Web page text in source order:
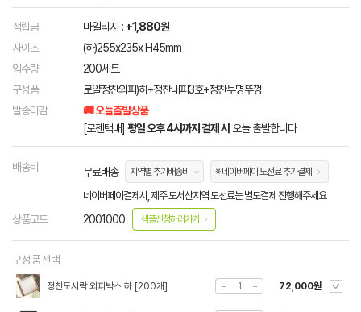
적립금 마일리지 : +1,880원
사이즈
(하)255x235x H45mm
입수량
200세트
구성품
로얄정찬외피)하+정찬내피3호+정찬투명뚜껑
발송마감
🚚 오늘출발상품
[로젠택배] 평일 오후 4시까지 결제 시 오늘 출발합니다
배송비 무료배송 지역별 추가배송비 ※ 네이버페이 도선료 추가결제
네이버페이결제시, 제주.도서산지역 도선료는 별도결제 진행해주세요
상품코드 2001000 샘플신청하러가기
구성품선택
정찬도시락 외피박스 하 [200개] 72,000원